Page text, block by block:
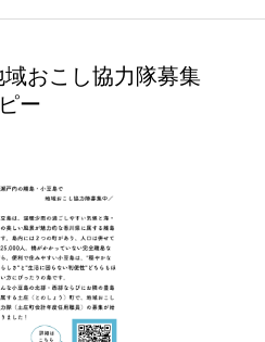
域おこし協力隊募集
ー